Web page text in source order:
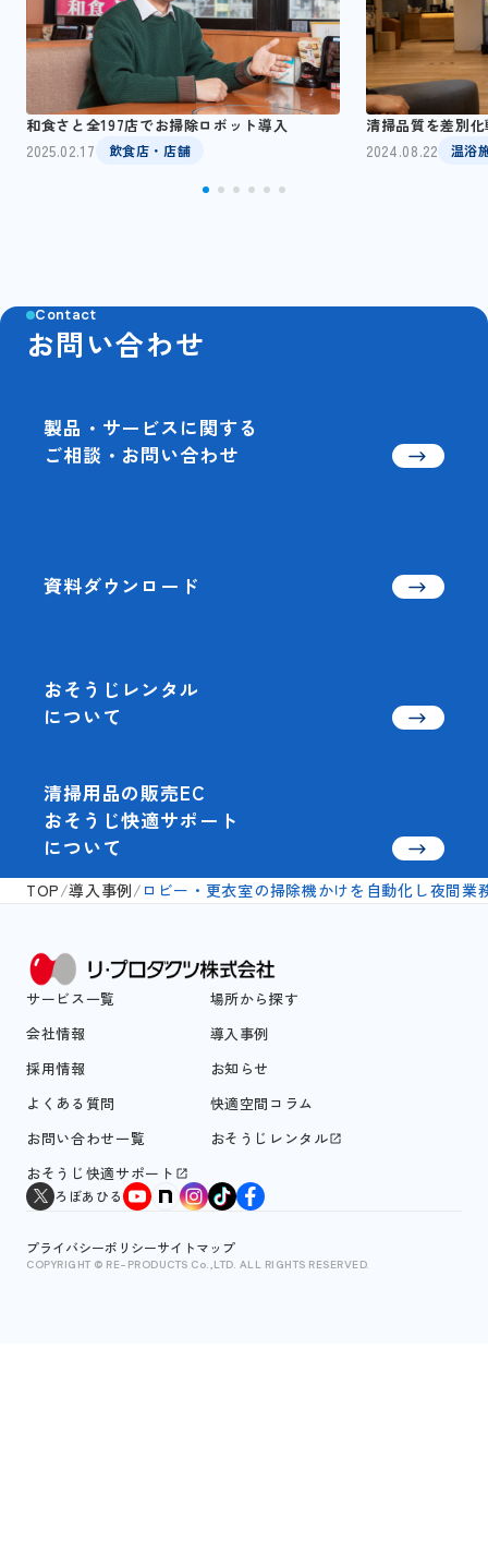
和食さと全197店でお掃除ロボット導入
2025.02.17
飲食店・店舗
清掃品質を差別
2024.08.22
温浴
Contact
お問い合わせ
製品・サービスに関する
ご相談・お問い合わせ
資料ダウンロード
おそうじレンタル
について
清掃用品の販売EC
おそうじ快適サポート
について
TOP/導入事例/ ロビー・更衣室の掃除機かけを自動化し夜間業
サービス一覧
場所から探す
会社情報
導入事例
採用情報
お知らせ
よくある質問
快適空間コラム
お問い合わせ一覧
おそうじレンタル
おそうじ快適サポート
ろぼあひる
プライバシーポリシーサイトマップ
COPYRIGHT © RE-PRODUCTS Co.,LTD. ALL RIGHTS RESERVED.